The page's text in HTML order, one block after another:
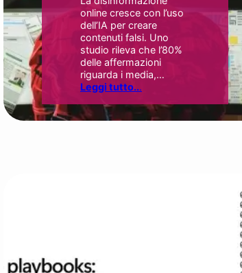
online cresce con l’uso
dell’IA per creare
contenuti falsi. Uno
studio rileva che l’80%
delle affermazioni
riguarda i media,…
Leggi tutto...